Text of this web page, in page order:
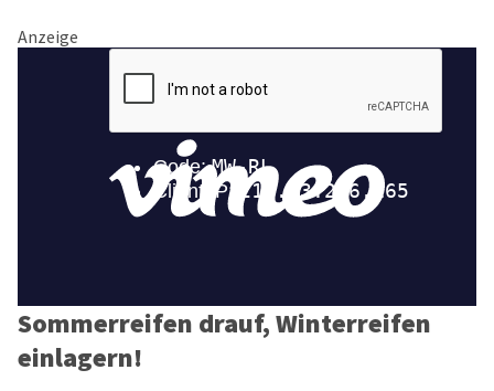
Anzeige
Sommerreifen drauf, Winterreifen
einlagern!